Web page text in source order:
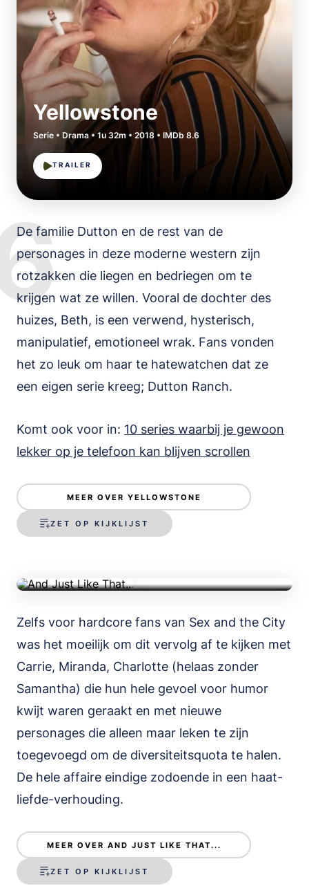
Yellowstone
Serie • Drama • 1u 32m • 2018 • IMDb 8.6
TRAILER
De familie Dutton en de rest van de
personages in deze moderne western zijn
rotzakken die liegen en bedriegen om te
krijgen wat ze willen. Vooral de dochter des
huizes, Beth, is een verwend, hysterisch,
manipulatief, emotioneel wrak. Fans vonden
het zo leuk om haar te hatewatchen dat ze
een eigen serie kreeg; Dutton Ranch.
Komt ook voor in: 10 series waarbij je gewoon
lekker op je telefoon kan blijven scrollen
MEER OVER YELLOWSTONE
ZET OP KIJKLIJST
And Just Like That...
Serie • Komedie • 44m • 2021 • IMDb 5.6
Zelfs voor hardcore fans van Sex and the City
was het moeilijk om dit vervolg af te kijken met
Carrie, Miranda, Charlotte (helaas zonder
Samantha) die hun hele gevoel voor humor
kwijt waren geraakt en met nieuwe
personages die alleen maar leken te zijn
toegevoegd om de diversiteitsquota te halen.
De hele affaire eindige zodoende in een haat-
liefde-verhouding.
MEER OVER AND JUST LIKE THAT...
ZET OP KIJKLIJST